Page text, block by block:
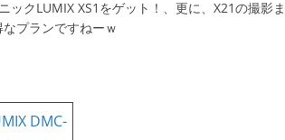
ックLUMIX XS1をゲット！、更に、X21の撮影
プランですねーｗ